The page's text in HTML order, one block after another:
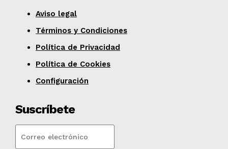
Aviso legal
Términos y Condiciones
Política de Privacidad
Política de Cookies
Configuración
Suscríbete